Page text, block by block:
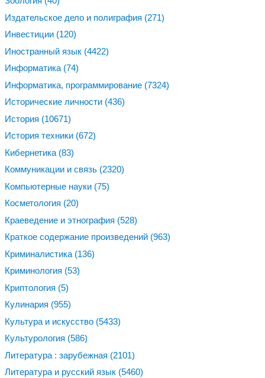
Издательское дело и полиграфия (271)
Инвестиции (120)
Иностранный язык (4422)
Информатика (74)
Информатика, программирование (7324)
Исторические личности (436)
История (10671)
История техники (672)
Кибернетика (83)
Коммуникации и связь (2320)
Компьютерные науки (75)
Косметология (20)
Краеведение и этнография (528)
Краткое содержание произведений (963)
Криминалистика (136)
Криминология (53)
Криптология (5)
Кулинария (955)
Культура и искусство (5433)
Культурология (586)
Литература : зарубежная (2101)
Литература и русский язык (5460)